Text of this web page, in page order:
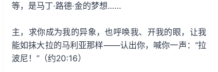
等，是马丁·路德·金的梦想……
主，求你成为我的异象，也呼唤我、开我的眼，让我
能如抹大拉的马利亚那样——认出你，喊你一声：“拉
波尼！”（约20:16）